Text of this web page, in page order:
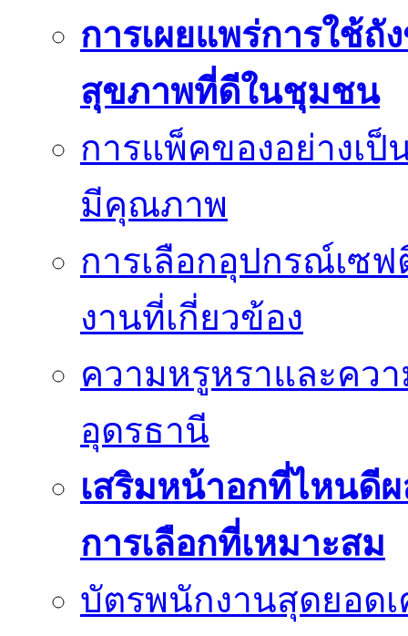
การเผยแพร่การใช้ถั
สุขภาพที่ดีในชุมชน
การแพ็คของอย่างเ
มีคุณภาพ
การเลือกอุปกรณ์เซ
งานที่เกี่ยวข้อง
ความหรูหราและคว
อุดรธานี
เสริมหน้าอกที่ไหนดี
การเลือกที่เหมาะสม
บัตรพนักงานสุดยอด